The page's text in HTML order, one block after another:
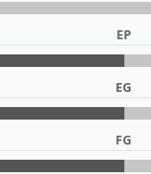
EP
EG
FG